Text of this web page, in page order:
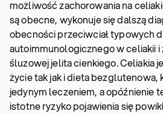
możliwość zachorowania na
są obecne, wykonuje się dalszą
obecności przeciwciał typowych
autoimmunologicznego w celiakii i
śluzowej jelita cienkiego. Celiakia
życie tak jak i dieta bezglutenowa,
jedynym leczeniem, a opóźnienie
istotne ryzyko pojawienia się